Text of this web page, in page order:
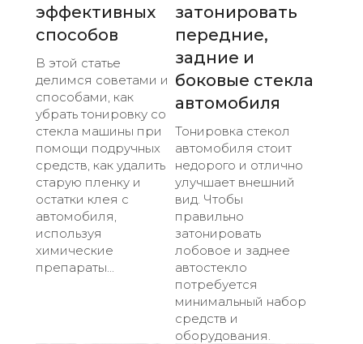
эффективных
способов
В этой статье
делимся советами и
способами, как
убрать тонировку со
стекла машины при
помощи подручных
средств, как удалить
старую пленку и
остатки клея с
автомобиля,
используя
химические
препараты...
затонировать
передние,
задние и
боковые стекла
автомобиля
Тонировка стекол
автомобиля стоит
недорого и отлично
улучшает внешний
вид. Чтобы
правильно
затонировать
лобовое и заднее
автостекло
потребуется
минимальный набор
средств и
оборудования.